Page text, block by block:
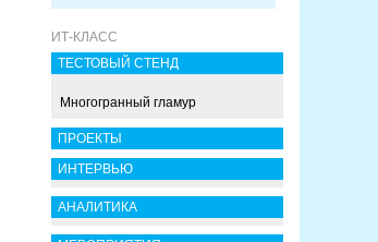
ИТ-КЛАСС
ТЕСТОВЫЙ СТЕНД
Многогранный гламур
ПРОЕКТЫ
ИНТЕРВЬЮ
АНАЛИТИКА